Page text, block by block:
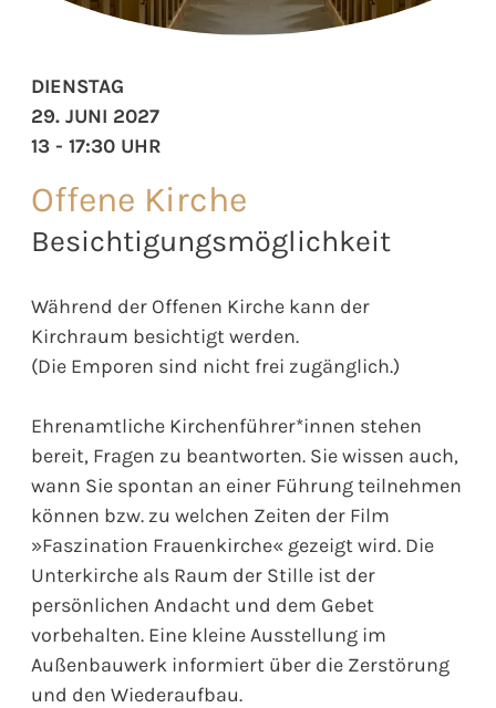
Offene Kirche
Besichtigungsmöglichkeit
Während der Offenen Kirche kann der
Kirchraum besichtigt werden.
(Die Emporen sind nicht frei zugänglich.)
Ehrenamtliche Kirchenführer*innen stehen
bereit, Fragen zu beantworten. Sie wissen auch,
wann Sie spontan an einer Führung teilnehmen
können bzw. zu welchen Zeiten der Film
»Faszination Frauenkirche« gezeigt wird. Die
Unterkirche als Raum der Stille ist der
persönlichen Andacht und dem Gebet
vorbehalten. Eine kleine Ausstellung im
Außenbauwerk informiert über die Zerstörung
und den Wiederaufbau.
DIENSTAG
29. JUNI 2027
13 - 17:30 UHR